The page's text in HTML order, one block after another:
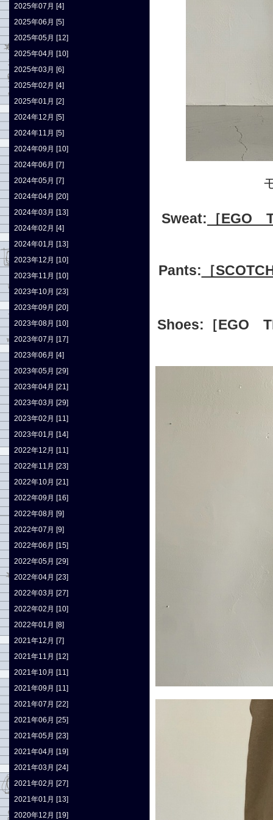
Sweat: ［EGO
Pants: ［
Shoes:［EGO
2025年07月 [4]
2025年06月 [5]
2025年05月 [12]
2025年04月 [10]
2025年03月 [6]
2025年02月 [4]
2025年01月 [2]
2024年12月 [5]
2024年11月 [5]
2024年09月 [10]
2024年06月 [7]
2024年05月 [7]
2024年04月 [20]
2024年03月 [13]
2024年02月 [4]
2024年01月 [13]
2023年12月 [10]
2023年11月 [10]
2023年10月 [23]
2023年09月 [20]
2023年08月 [10]
2023年07月 [17]
2023年06月 [4]
2023年05月 [29]
2023年04月 [21]
2023年03月 [29]
2023年02月 [11]
2023年01月 [14]
2022年12月 [11]
2022年11月 [23]
2022年10月 [21]
2022年09月 [16]
2022年08月 [9]
2022年07月 [9]
2022年06月 [15]
2022年05月 [29]
2022年04月 [23]
2022年03月 [27]
2022年02月 [10]
2022年01月 [8]
2021年12月 [7]
2021年11月 [12]
2021年10月 [11]
2021年09月 [11]
2021年07月 [22]
2021年06月 [25]
2021年05月 [23]
2021年04月 [19]
2021年03月 [24]
2021年02月 [27]
2021年01月 [13]
2020年12月 [19]